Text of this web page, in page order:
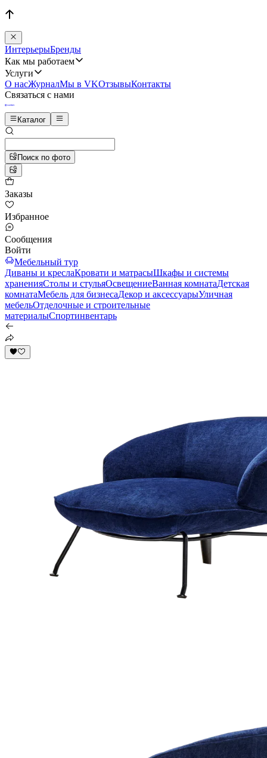
ИнтерьерыБренды
Как мы работаем
Услуги
О насЖурналМы в VKОтзывыКонтакты
Связаться с нами
Каталог
Поиск по фото
Заказы
Избранное
Сообщения
Войти
Мебельный тур
Диваны и креслаКровати и матрасыШкафы и системы
храненияСтолы и стульяОсвещениеВанная комнатаДетская
комнатаМебель для бизнесаДекор и аксессуарыУличная
мебельОтделочные и строительные
материалыСпортинвентарь